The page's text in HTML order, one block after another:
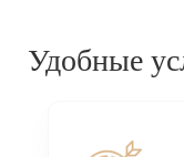
Удобные